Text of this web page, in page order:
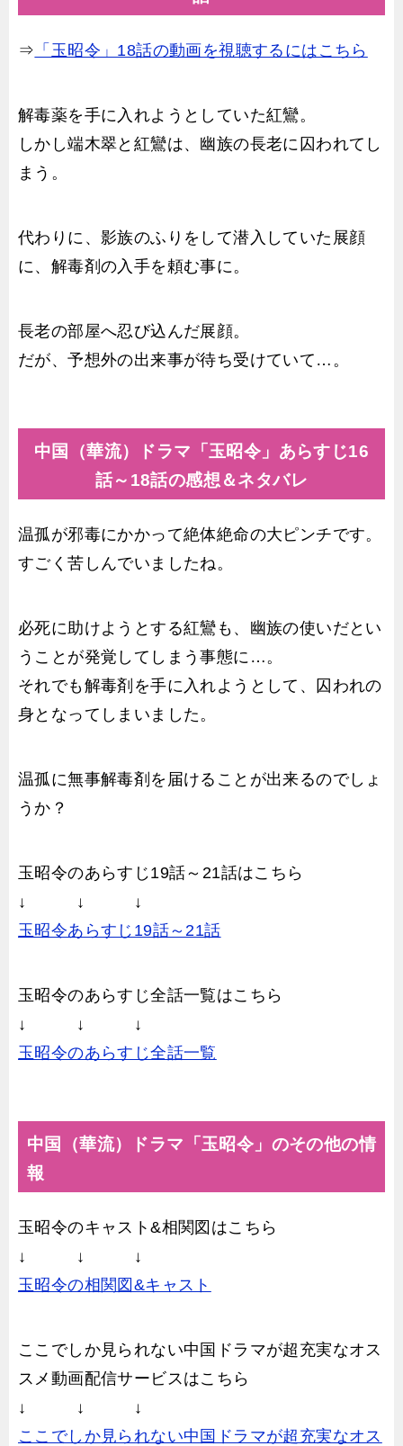
⇒ 「玉昭令」18話の動画を視聴するにはこちら
解毒薬を手に入れようとしていた紅鸞。
しかし端木翠と紅鸞は、幽族の長老に囚われてし
まう。
代わりに、影族のふりをして潜入していた展顔
に、解毒剤の入手を頼む事に。
長老の部屋へ忍び込んだ展顔。
だが、予想外の出来事が待ち受けていて…。
中国（華流）ドラマ「玉昭令」あらすじ16
話～18話の感想＆ネタバレ
温孤が邪毒にかかって絶体絶命の大ピンチです。
すごく苦しんでいましたね。
必死に助けようとする紅鸞も、幽族の使いだとい
うことが発覚してしまう事態に…。
それでも解毒剤を手に入れようとして、囚われの
身となってしまいました。
温孤に無事解毒剤を届けることが出来るのでしょ
うか？
玉昭令のあらすじ19話～21話はこちら
↓ ↓ ↓
玉昭令あらすじ19話～21話
玉昭令のあらすじ全話一覧はこちら
↓ ↓ ↓
玉昭令のあらすじ全話一覧
中国（華流）ドラマ「玉昭令」のその他の情
報
玉昭令のキャスト&相関図はこちら
↓ ↓ ↓
玉昭令の相関図&キャスト
ここでしか見られない中国ドラマが超充実なオス
スメ動画配信サービスはこちら
↓ ↓ ↓
ここでしか見られない中国ドラマが超充実なオス